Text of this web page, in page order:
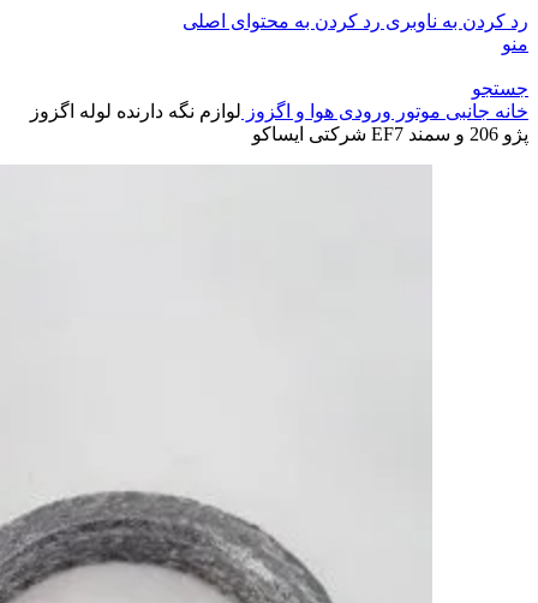
رد کردن به ناوبری رد کردن به محتوای اصلی
منو
جستجو
خانه جانبی موتور ورودی هوا و اگزوز لوازم نگه دارنده لوله اگزوز
پژو 206 و سمند EF7 شرکتی ایساکو